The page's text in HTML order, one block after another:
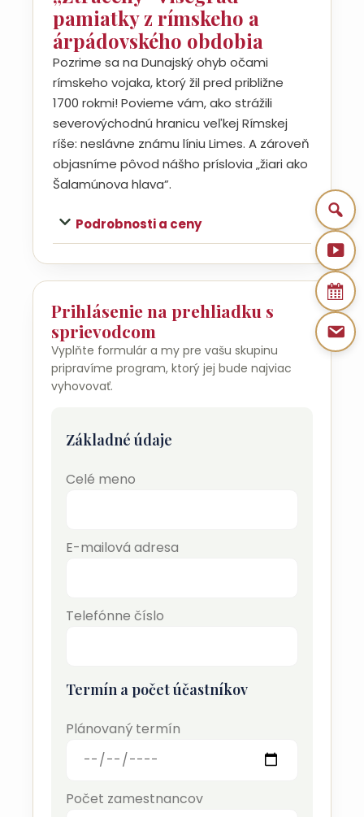
pamiatky z rímskeho a
árpádovského obdobia
Pozrime sa na Dunajský ohyb očami
rímskeho vojaka, ktorý žil pred približne
1700 rokmi! Povieme vám, ako strážili
severovýchodnú hranicu veľkej Rímskej
ríše: neslávne známu líniu Limes. A zároveň
objasníme pôvod nášho príslovia „žiari ako
Šalamúnova hlava”.
Podrobnosti a ceny
Prihlásenie na prehliadku s
sprievodcom
Vyplňte formulár a my pre vašu skupinu
pripravíme program, ktorý jej bude najviac
vyhovovať.
Základné údaje
Celé meno
E-mailová adresa
Telefónne číslo
Termín a počet účastníkov
Plánovaný termín
Počet zamestnancov